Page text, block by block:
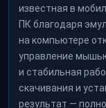
известная в
ПК благодаря
на компьютере
управление
и стабильная
скачивания и
результат —